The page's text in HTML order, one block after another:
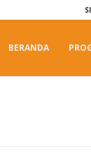
BERANDA